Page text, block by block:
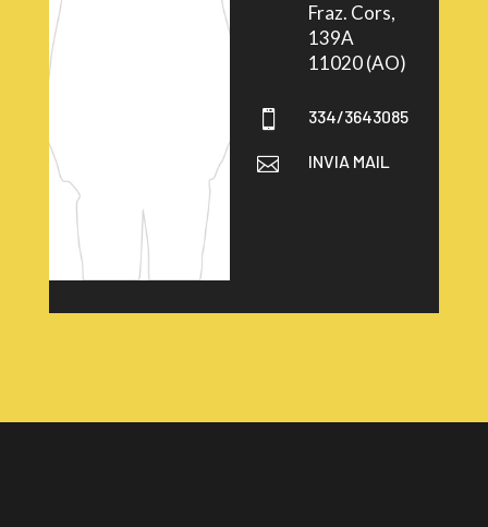
Fraz. Cors,
139A
11020 (AO)
 334/3643085
 INVIA MAIL